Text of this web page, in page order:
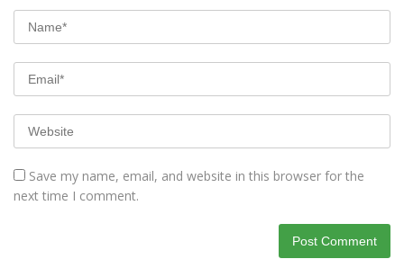
Save my name, email, and website in this browser for the
next time I comment.